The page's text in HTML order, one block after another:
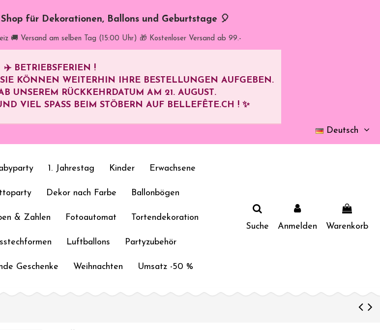
für Dekorationen, Ballons und Geburtstage 🎈
🚚 Versand am selben Tag (15:00 Uhr) 🎁 Kostenloser Versand ab 99.-
✈️ BETRIEBSFERIEN !
KÖNNEN WEITERHIN IHRE BESTELLUNGEN AUFGEBEN.
UNSEREM RÜCKKEHRDATUM AM 21. AUGUST.
VIEL SPASS BEIM STÖBERN AUF BELLEFÊTE.CH ! ✨
Deutsch
1. Jahrestag Kinder Erwachsene
Dekor nach Farbe Ballonbögen
& Zahlen Fotoautomat Tortendekoration
Luftballons Partyzubehör
Geschenke Weihnachten Umsatz -50 %
Suche Anmelden Warenkorb